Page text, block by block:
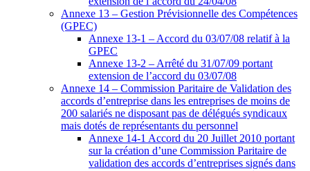
Annexe 13 – Gestion Prévisionnelle des Compétences
(GPEC)
Annexe 13-1 – Accord du 03/07/08 relatif à la
GPEC
Annexe 13-2 – Arrêté du 31/07/09 portant
extension de l’accord du 03/07/08
Annexe 14 – Commission Paritaire de Validation des
accords d’entreprise dans les entreprises de moins de
200 salariés ne disposant pas de délégués syndicaux
mais dotés de représentants du personnel
Annexe 14-1 Accord du 20 Juillet 2010 portant
sur la création d’une Commission Paritaire de
validation des accords d’entreprises signés dans